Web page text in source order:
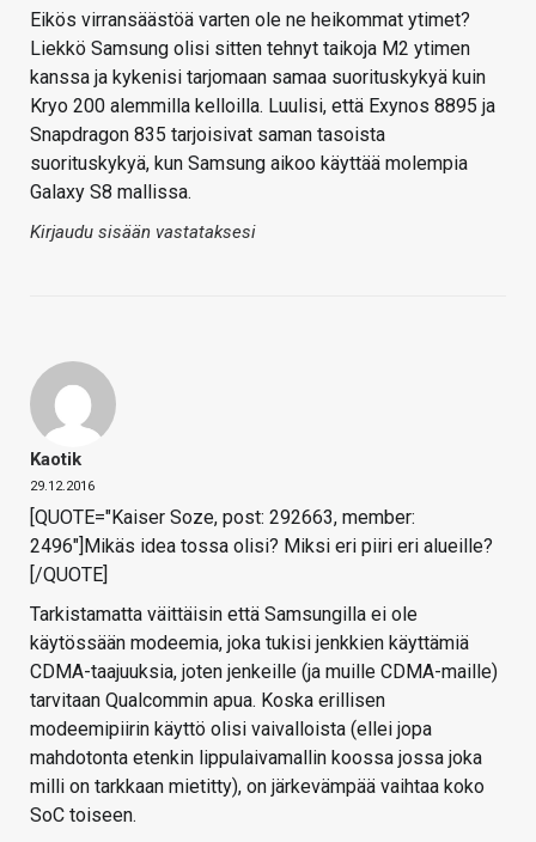
Eikös virransäästöä varten ole ne heikommat ytimet?
Liekkö Samsung olisi sitten tehnyt taikoja M2 ytimen
kanssa ja kykenisi tarjomaan samaa suorituskykyä kuin
Kryo 200 alemmilla kelloilla. Luulisi, että Exynos 8895 ja
Snapdragon 835 tarjoisivat saman tasoista
suorituskykyä, kun Samsung aikoo käyttää molempia
Galaxy S8 mallissa.
Kirjaudu sisään vastataksesi
Kaotik
29.12.2016
[QUOTE="Kaiser Soze, post: 292663, member:
2496"]Mikäs idea tossa olisi? Miksi eri piiri eri alueille?
[/QUOTE]
Tarkistamatta väittäisin että Samsungilla ei ole
käytössään modeemia, joka tukisi jenkkien käyttämiä
CDMA-taajuuksia, joten jenkeille (ja muille CDMA-maille)
tarvitaan Qualcommin apua. Koska erillisen
modeemipiirin käyttö olisi vaivalloista (ellei jopa
mahdotonta etenkin lippulaivamallin koossa jossa joka
milli on tarkkaan mietitty), on järkevämpää vaihtaa koko
SoC toiseen.